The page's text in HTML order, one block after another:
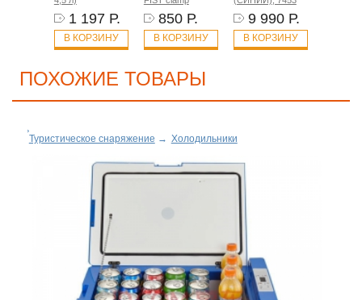
1 197 Р.
В КОРЗИНУ
850 Р.
В КОРЗИНУ
9 990 Р.
В КОРЗИНУ
ПОХОЖИЕ ТОВАРЫ
Туристическое снаряжение → Холодильники